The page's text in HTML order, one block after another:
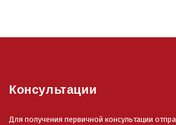
Консультации
Для получения первичной консультации